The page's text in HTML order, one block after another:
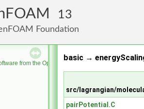
13
Foundation
from the OpenFOAM Foundation
basic →
src/lagrangian/
pairPotential.C